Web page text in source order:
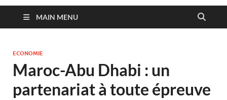
MAIN MENU
ECONOMIE
Maroc-Abu Dhabi : un
partenariat à toute épreuve